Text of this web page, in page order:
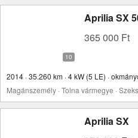
Aprilia SX
365 000 Ft
2014 · 35.260 km · 4 kW (5 LE) ·
Magánszemély · Tolna vármegye ·
Aprilia SX